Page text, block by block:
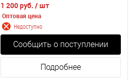
1 200 руб. / шт
Оптовая цена
Недоступно
Сообщить о поступлении
Подробнее